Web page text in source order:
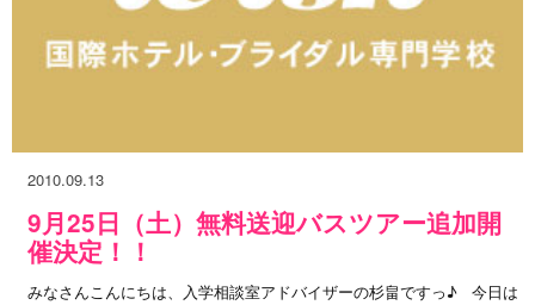
2010.09.13
9月25日（土）無料送迎バスツアー追加開
催決定！！
みなさんこんにちは、入学相談室アドバイザーの杉畠ですっ♪ 今日は